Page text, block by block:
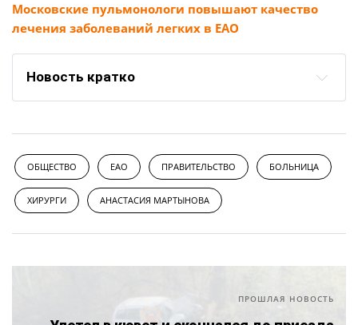
Московские пульмонологи повышают качество
лечения заболеваний легких в ЕАО
Новость кратко
ОБЩЕСТВО ЕАО ПРАВИТЕЛЬСТВО БОЛЬНИЦА
ХИРУРГИ АНАСТАСИЯ МАРТЫНОВА
ПРОШЛАЯ НОВОСТЬ